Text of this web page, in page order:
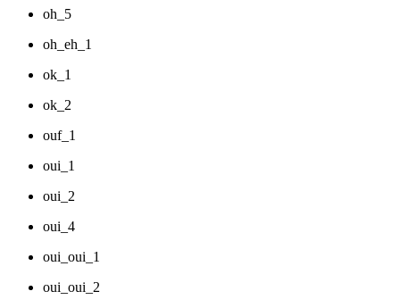
oh_5
oh_eh_1
ok_1
ok_2
ouf_1
oui_1
oui_2
oui_4
oui_oui_1
oui_oui_2